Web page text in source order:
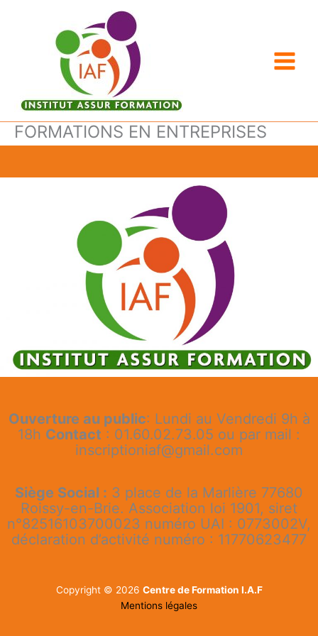
FORMATIONS EN ENTREPRISES
Ouverture au public: Lundi au Vendredi 9h à
18h Contact : 01.60.02.73.05 ou par mail :
inscriptioniaf@gmail.com
Siège Social : 3 place de la Marlière 77680
Roissy-en-Brie. Association loi 1901, siret
n°82516103700023 numéro UAI : 0773002V,
déclaration d’activité numéro : 11770623477
Copyright © 2026 Centre de Formation I.A.F
Mentions légales